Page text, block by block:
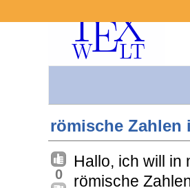
römische Zahlen
0
Hallo, ich will in
römische